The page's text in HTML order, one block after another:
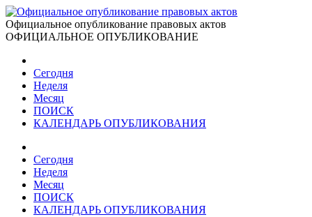
Официальное опубликование правовых актов
ОФИЦИАЛЬНОЕ ОПУБЛИКОВАНИЕ
Сегодня
Неделя
Месяц
ПОИСК
КАЛЕНДАРЬ ОПУБЛИКОВАНИЯ
Сегодня
Неделя
Месяц
ПОИСК
КАЛЕНДАРЬ ОПУБЛИКОВАНИЯ